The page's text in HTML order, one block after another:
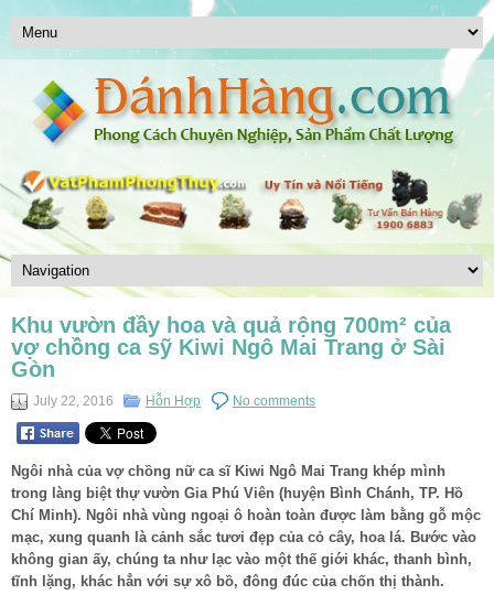
Khu vườn đầy hoa và quả rộng 700m² của
vợ chồng ca sỹ Kiwi Ngô Mai Trang ở Sài
Gòn
July 22, 2016 Hỗn Hợp No comments
Ngôi nhà của vợ chồng nữ ca sĩ Kiwi Ngô Mai Trang khép mình
trong làng biệt thự vườn Gia Phú Viên (huyện Bình Chánh, TP. Hồ
Chí Minh). Ngôi nhà vùng ngoại ô hoàn toàn được làm bằng gỗ mộc
mạc, xung quanh là cảnh sắc tươi đẹp của cỏ cây, hoa lá. Bước vào
không gian ấy, chúng ta như lạc vào một thế giới khác, thanh bình,
tĩnh lặng, khác hẳn với sự xô bồ, đông đúc của chốn thị thành.